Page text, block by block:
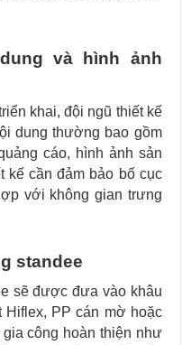
và hình ảnh
khai, đội ngũ thiết kế
dung thường bao gồm
cáo, hình ảnh sản
kế cần đảm bảo bố cục
với không gian trưng
standee
sẽ được đưa vào khâu
Hiflex, PP cán mờ hoặc
công hoàn thiện như